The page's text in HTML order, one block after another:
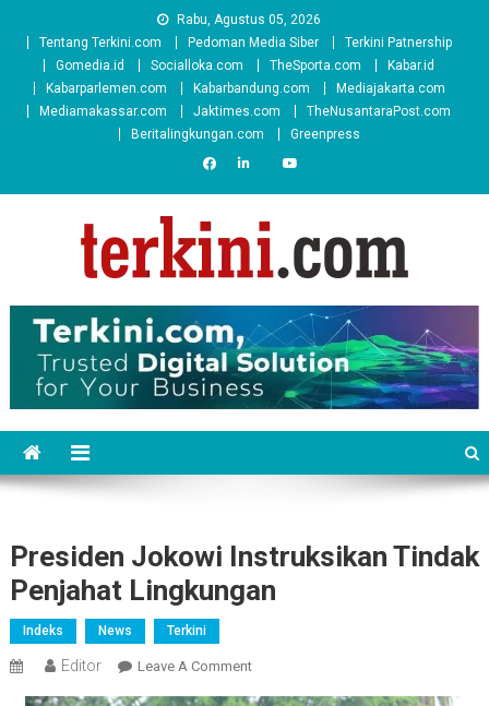
Rabu, Agustus 05, 2026
Tentang Terkini.com
Pedoman Media Siber
Terkini Patnership
Gomedia.id
Socialloka.com TheSporta.com
Kabar.id
Kabarparlemen.com
Kabarbandung.com
Mediajakarta.com
Mediamakassar.com
Jaktimes.com
TheNusantaraPost.com
Beritalingkungan.com
Greenpress
Presiden Jokowi Instruksikan Tindak
Penjahat Lingkungan
Indeks News Terkini
Editor Leave A CommentOn